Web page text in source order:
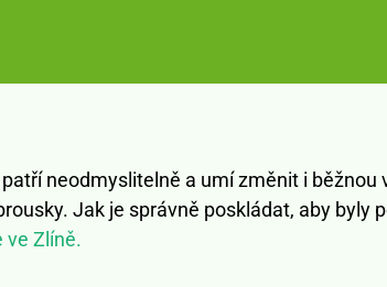
neodmyslitelně a umí změnit i běžnou
Jak je správně poskládat, aby byly
ve Zlíně.